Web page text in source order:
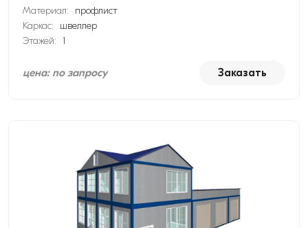
Материал:
профлист
Каркас:
швеллер
Этажей:
1
цена: по запросу Заказать